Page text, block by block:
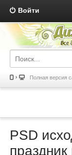
Войти
Полная версия
PSD